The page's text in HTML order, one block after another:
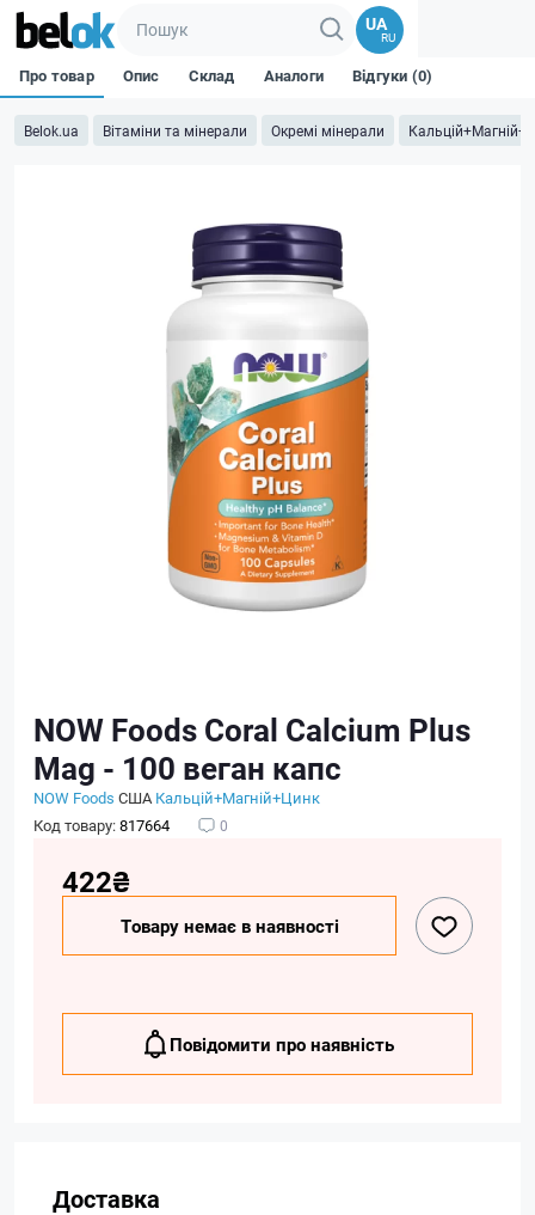
UA
RU
Belok.ua Вітаміни та мінерали Окремі мінерали
Про товар Опис Склад Аналоги Відгуки (0)
NOW Foods Coral Calcium Plus
Mag - 100 веган капс
NOW Foods США Кальцій+Магній+Цинк
Код товару:817664 0
422₴
Товару немає в наявності
Повідомити про наявність
Доставка